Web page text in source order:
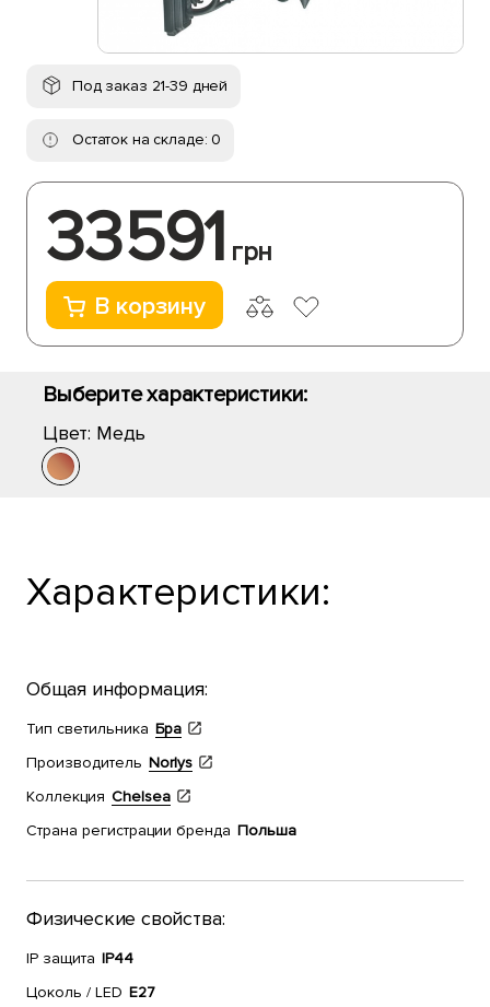
Под заказ 21-39 дней
Остаток на складе: 0
33591 грн
В корзину
Выберите характеристики:
Цвет: Медь
Характеристики:
Общая информация:
Тип светильника Бра
Производитель Norlys
Коллекция Chelsea
Страна регистрации бренда Польша
Физические свойства:
IP защита IP44
Цоколь / LED E27